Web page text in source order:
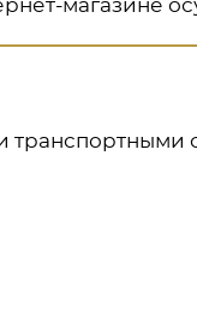
магазине
транспортными